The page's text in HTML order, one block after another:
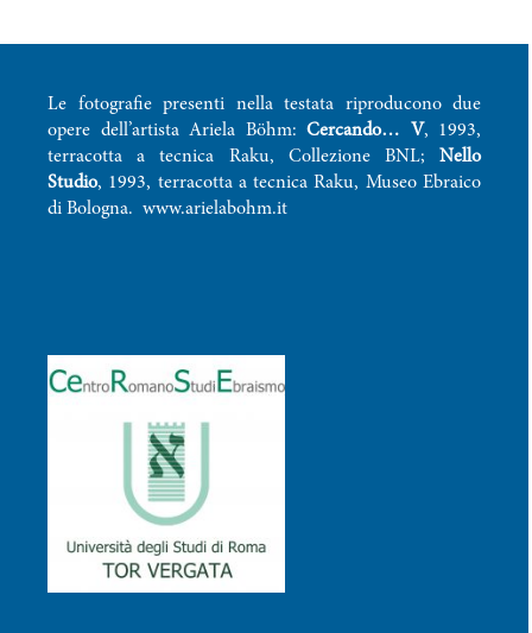
Le fotografie presenti nella testata riproducono due
opere dell’artista Ariela Böhm: Cercando… V, 1993,
terracotta a tecnica Raku, Collezione BNL; Nello
Studio, 1993, terracotta a tecnica Raku, Museo Ebraico
di Bologna. www.arielabohm.it